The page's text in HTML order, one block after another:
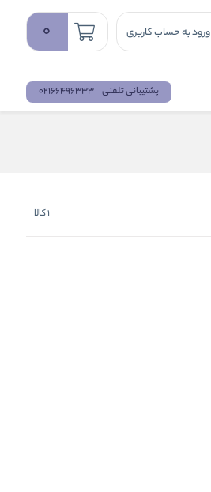
ورود به حساب کاربری 0
پشتیبانی تلفنی 02166496333
1کالا